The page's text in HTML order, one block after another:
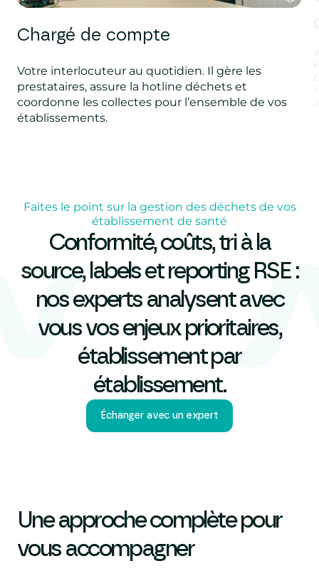
Chargé de compte
Votre interlocuteur au quotidien. Il gère les
prestataires, assure la hotline déchets et
coordonne les collectes pour l’ensemble de vos
établissements.
Faites le point sur la gestion des déchets de vos
établissement de santé
Conformité, coûts, tri à la
source, labels et reporting RSE :
nos experts analysent avec
vous vos enjeux prioritaires,
établissement par
établissement.
Échanger avec un expert
Une approche complète pour
vous accompagner